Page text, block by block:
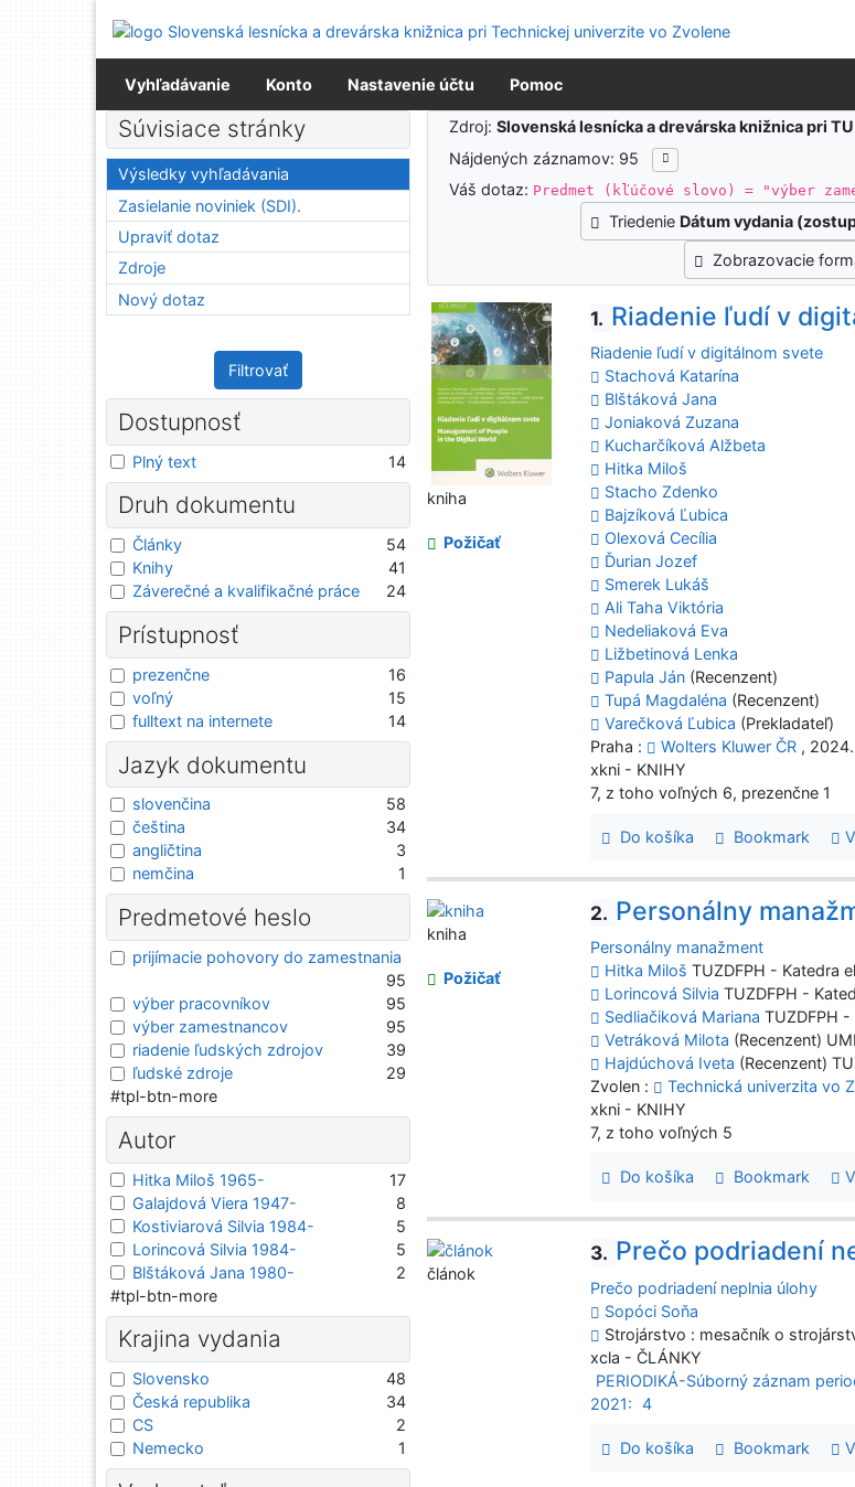
Prejsť na menu
Prehlásenie o webovej prístupnosti
Vyhľadávanie Konto Nastavenie účtu Pomoc
Výsledky vyhľadávania
Zdroj:Slovenská lesnícka a drevárska knižnica pri
Nájdených záznamov: 95
Váš dotaz: Predmet (kľúčové slovo) = "výber
Triedenie Dátum vydania
Zobrazovacie
1. Riadenie ľudí v
Riadenie ľudí v digitálnom svete
Stachová Katarína
Blštáková Jana
Joniaková Zuzana
Kucharčíková Alžbeta
Hitka Miloš
Stacho Zdenko
Bajzíková Ľubica
Olexová Cecília
Ďurian Jozef
Smerek Lukáš
Ali Taha Viktória
Nedeliaková Eva
Ližbetinová Lenka
Papula Ján (Recenzent)
Tupá Magdaléna (Recenzent)
Varečková Ľubica (Prekladateľ)
Praha :
Wolters Kluwer ČR ,
xkni - KNIHY
7, z toho voľných 6, prezenčne 1
Do košíka Bookmark
kniha
Požičať
2. Personálny
Personálny manažment
Hitka Miloš TUZDFPH - Katedra
Lorincová Silvia TUZDFPH -
Sedliačiková Mariana TUZDFPH
Vetráková Milota (Recenzent)
Hajdúchová Iveta (Recenzent)
Zvolen :
Technická univerzita vo
xkni - KNIHY
7, z toho voľných 5
Do košíka Bookmark
kniha
Požičať
3. Prečo podriadení
Prečo podriadení neplnia úlohy
Sopóci Soňa
Strojárstvo : mesačník o
xcla - ČLÁNKY
PERIODIKÁ-Súborný záznam
2021:
4
Do košíka Bookmark
článok
Súvisiace stránky
Výsledky vyhľadávania
Zasielanie noviniek (SDI).
Upraviť dotaz
Zdroje
Nový dotaz
Filtrovať
Dostupnosť
Plný text 14
Druh dokumentu
Články
54
Knihy
41
Záverečné a kvalifikačné práce
24
Prístupnosť
prezenčne
16
voľný
15
fulltext na internete
14
Jazyk dokumentu
slovenčina
58
čeština
34
angličtina
3
nemčina
1
Predmetové heslo
prijímacie pohovory do zamestnania
95
výber pracovníkov
95
výber zamestnancov
95
riadenie ľudských zdrojov
39
ľudské zdroje
29
#tpl-btn-more
Autor
Hitka Miloš 1965-
17
Galajdová Viera 1947-
8
Kostiviarová Silvia 1984-
5
Lorincová Silvia 1984-
5
Blštáková Jana 1980-
2
#tpl-btn-more
Krajina vydania
Slovensko
48
Česká republika
34
CS
2
Nemecko
1